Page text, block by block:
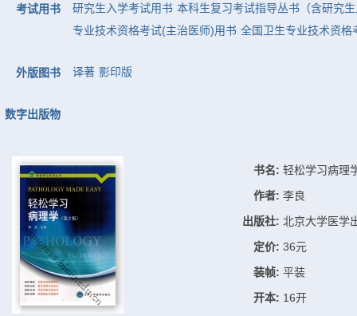
考试用书 研究生入学考试用书 本科生复习考试指导丛书（含研究
专业技术资格考试(主治医师)用书 全国卫生专业技术资格
外版图书 译著 影印版
数字出版物
书名: 轻松学习病理
作者: 李良
出版社: 北京大学医学
定价: 36元
装帧: 平装
开本: 16开